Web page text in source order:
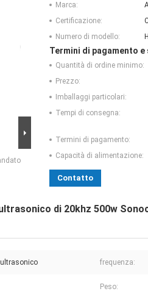
Marca:
Certificazione:
Numero di modello:
Termini di pagamento e
Quantità di ordine minimo:
Prezzo:
Imballaggi particolari:
Tempi di consegna:
Termini di pagamento:
Capacità di alimentazione:
Contatto
di 20khz 500w
frequenza:
Peso: